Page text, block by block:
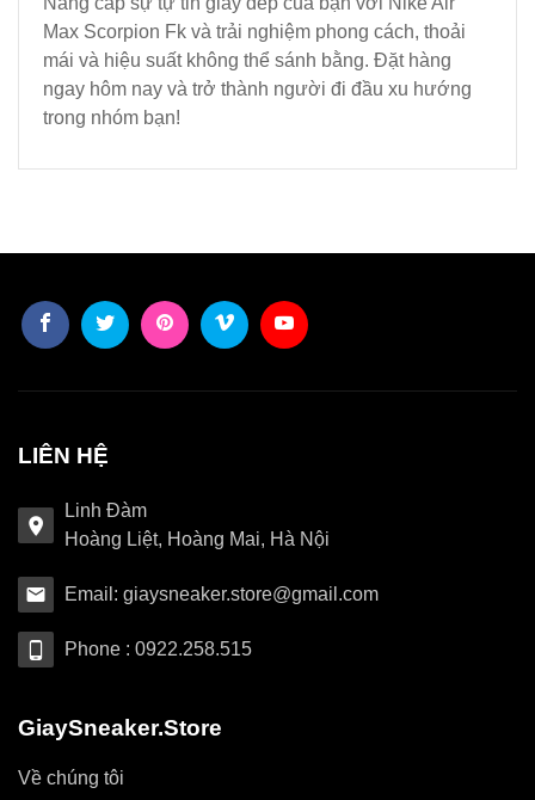
Max Scorpion Fk và trải nghiệm phong cách, thoải
mái và hiệu suất không thể sánh bằng. Đặt hàng
ngay hôm nay và trở thành người đi đầu xu hướng
trong nhóm bạn!
LIÊN HỆ
Linh Đàm
Hoàng Liệt, Hoàng Mai, Hà Nội
Email: giaysneaker.store@gmail.com
Phone : 0922.258.515
GiaySneaker.Store
Về chúng tôi